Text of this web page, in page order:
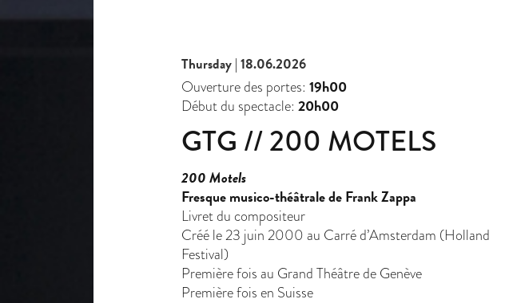
Thursday | 18.06.2026
Ouverture des portes: 19h00
Début du spectacle: 20h00
GTG // 200 MOTELS
200 Motels
Fresque musico-théâtrale de Frank Zappa
Livret du compositeur
Créé le 23 juin 2000 au Carré d’Amsterdam (Holland
Festival)
Première fois au Grand Théâtre de Genève
Première fois en Suisse